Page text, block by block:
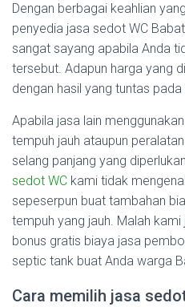
Dengan berbagai keahlian
penyedia jasa sedot WC
sangat sayang apabila Anda
tersebut. Adapun harga yang
dengan hasil yang tuntas
Apabila jasa lain
tempuh jauh ataupun
selang panjang yang
sedot WC kami tidak
sepeserpun buat tambahan
tempuh yang jauh. Malah
bonus gratis biaya jasa
septic tank buat Anda warga
Cara memilih jasa